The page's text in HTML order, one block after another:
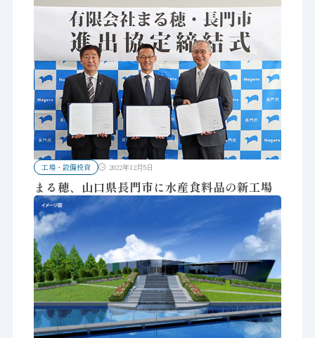
工場・設備投資 2022年12月5日
まる穂、山口県長門市に水産食料品の新工場